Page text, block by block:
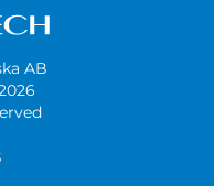
AB